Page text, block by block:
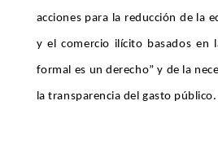
acciones para la reducción de la
y el comercio ilícito basados en
formal es un derecho” y de la
la transparencia del gasto público.